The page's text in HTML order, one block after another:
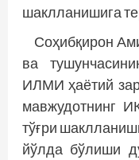
шаклланишига
Соҳибқирон
ва
ИЛМИ ҳаётий
мавжудотнинг
тўғри
йўлда бўлиши